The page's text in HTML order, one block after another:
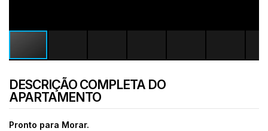
DESCRIÇÃO COMPLETA DO
APARTAMENTO
Pronto para Morar.